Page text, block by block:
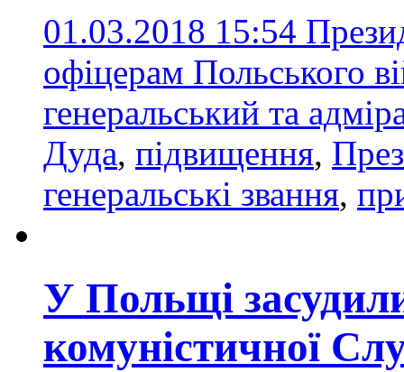
01.03.2018 15:54
офіцерам Польського
генеральський та
Дуда, підвищення,
генеральські звання,
У Польщі
комуністичної